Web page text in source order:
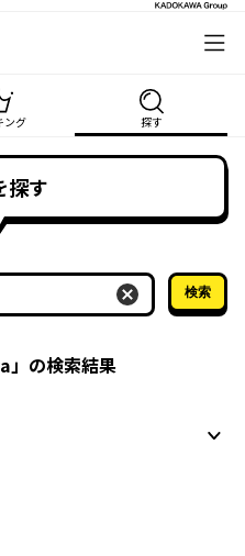
ング 探す
探す
検索
」の検索結果